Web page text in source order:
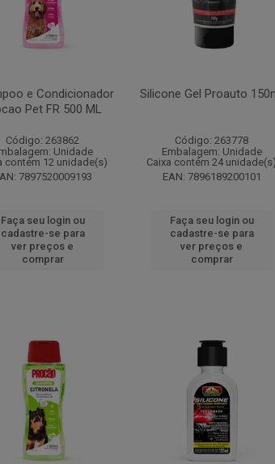
e Condicionador
Pet FR 500 ML
Código: 263862
Unidade
contém 12 unidade(s)
7897520009193
Faça seu login ou
cadastre-se para
ver preços e
comprar
Silicone Gel Proauto
Código: 263778
Embalagem: Unidade
Caixa contém 24 unidade(s)
EAN: 7896189200101
Faça seu login ou
cadastre-se para
ver preços e
comprar